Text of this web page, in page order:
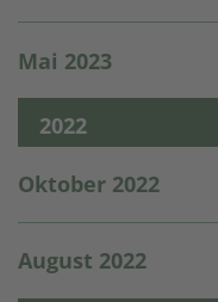
Mai 2023
2022
Oktober 2022
August 2022